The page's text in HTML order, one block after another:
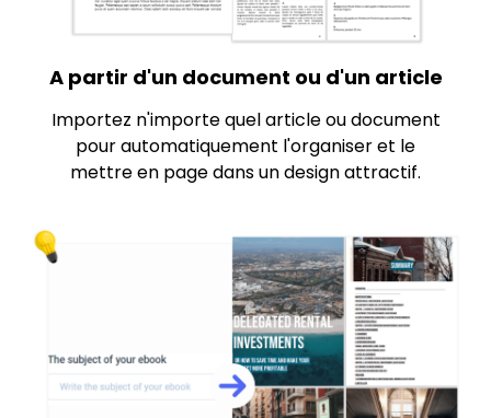
A partir d'un document ou d'un article
Importez n'importe quel article ou document
pour automatiquement l'organiser et le
mettre en page dans un design attractif.